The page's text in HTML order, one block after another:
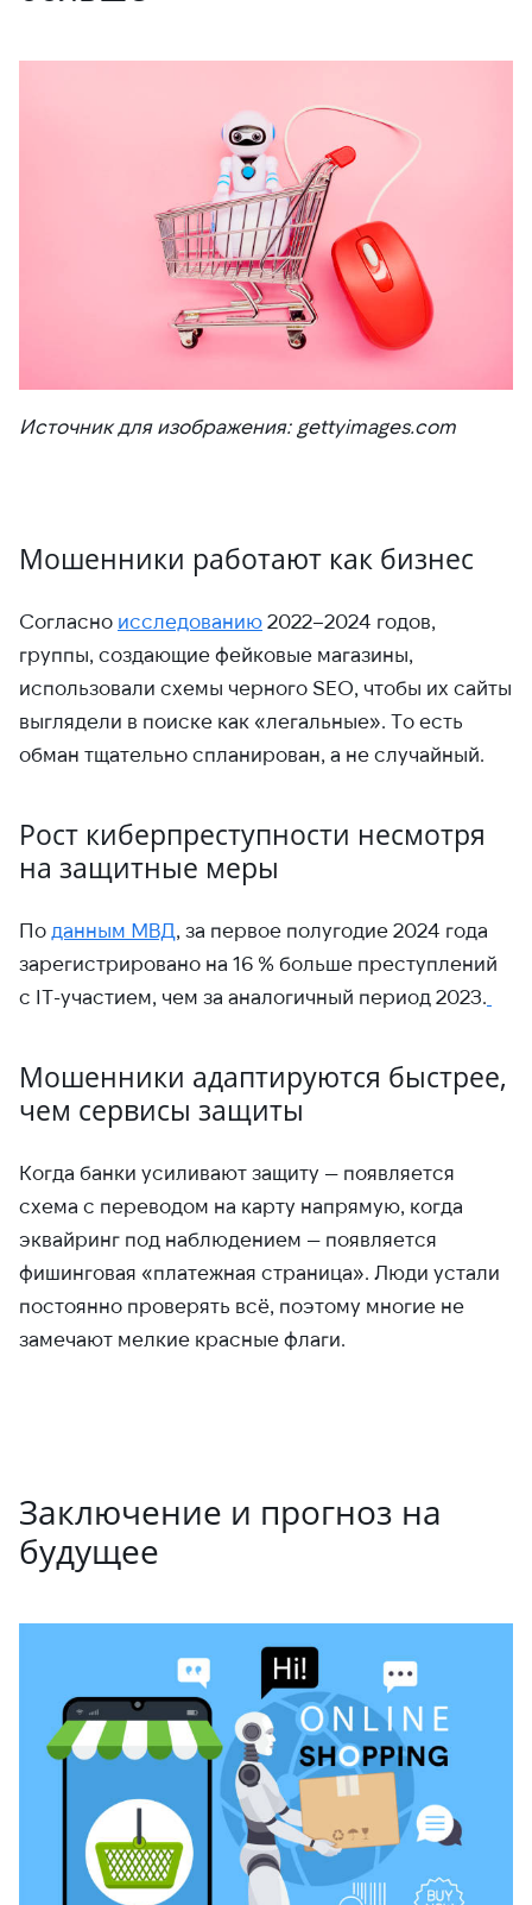
Источник для изображения: gettyimages.com
Мошенники работают как бизнес
Согласно исследованию 2022–2024 годов,
группы, создающие фейковые магазины,
использовали схемы черного SEO, чтобы их сайты
выглядели в поиске как «легальные». То есть
обман тщательно спланирован, а не случайный.
Рост киберпреступности несмотря
на защитные меры
По данным МВД, за первое полугодие 2024 года
зарегистрировано на 16 % больше преступлений
с IT-участием, чем за аналогичный период 2023.
Мошенники адаптируются быстрее,
чем сервисы защиты
Когда банки усиливают защиту — появляется
схема с переводом на карту напрямую, когда
эквайринг под наблюдением — появляется
фишинговая «платежная страница». Люди устали
постоянно проверять всё, поэтому многие не
замечают мелкие красные флаги.
Заключение и прогноз на
будущее